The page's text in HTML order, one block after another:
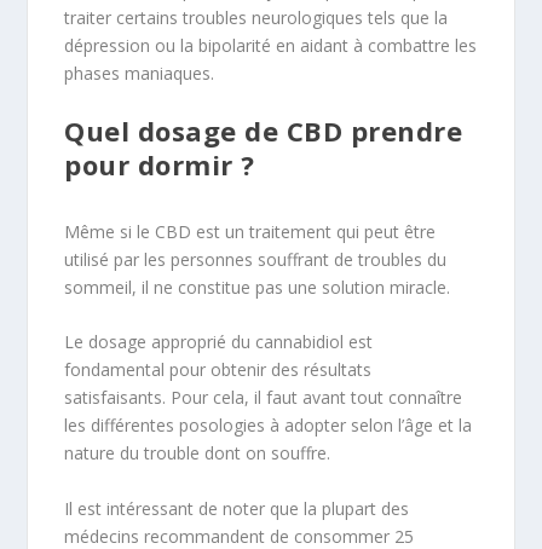
traiter certains troubles neurologiques tels que la
dépression ou la bipolarité en aidant à combattre les
phases maniaques.
Quel dosage de CBD prendre
pour dormir ?
Même si le CBD est un traitement qui peut être
utilisé par les personnes souffrant de troubles du
sommeil, il ne constitue pas une solution miracle.
Le dosage approprié du cannabidiol est
fondamental pour obtenir des résultats
satisfaisants. Pour cela, il faut avant tout connaître
les différentes posologies à adopter selon l’âge et la
nature du trouble dont on souffre.
Il est intéressant de noter que la plupart des
médecins recommandent de consommer 25